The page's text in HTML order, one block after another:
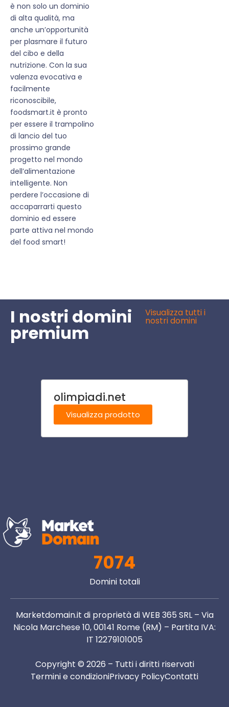
è non solo un dominio
di alta qualità, ma
anche un’opportunità
per plasmare il futuro
del cibo e della
nutrizione. Con la sua
valenza evocativa e
facilmente
riconoscibile,
foodsmart.it è pronto
per essere il trampolino
di lancio del tuo
prossimo grande
progetto nel mondo
dell’alimentazione
intelligente. Non
perdere l’occasione di
accaparrarti questo
dominio ed essere
parte attiva nel mondo
del food smart!
I nostri domini
premium
Visualizza tutti i
nostri domini
olimpiadi.net
Visualizza prodotto
7074
Domini totali
Marketdomain.it di proprietà di WEB 365 SRL – Via
Nicola Marchese 10, 00141 Rome (RM) – Partita IVA:
IT 12279101005
Copyright © 2026 – Tutti i diritti riservati
Termini e condizioniPrivacy PolicyContatti